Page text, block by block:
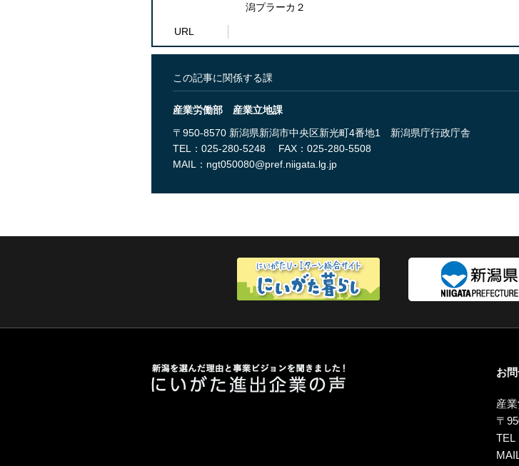
潟プラーカ２
URL
この記事に関係する課
産業労働部 産業立地課
〒950-8570 新潟県新潟市中央区新光町4番地1 新潟県庁行政庁舎
TEL：025-280-5248
FAX：025-280-5508
MAIL： ngt050080@pref.niigata.lg.jp
産
〒
TEL